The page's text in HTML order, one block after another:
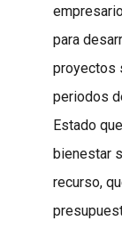
para
proyectos
periodos
Estado
bienestar
recurso,